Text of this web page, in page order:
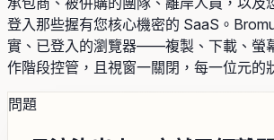
登入那些握有您核心機密的 SaaS。
實、已登入的瀏覽器——複製、下載、螢
作階段控管，且視窗一關閉，每一位元的
問題